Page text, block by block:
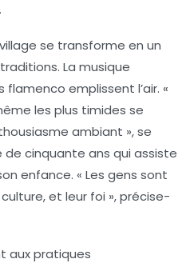
se transforme en un
La musique
emplissent l’air. «
les plus timides se
ambiant », se
de cinquante ans qui assiste
enfance. « Les gens sont
et leur foi », précise-
aux pratiques